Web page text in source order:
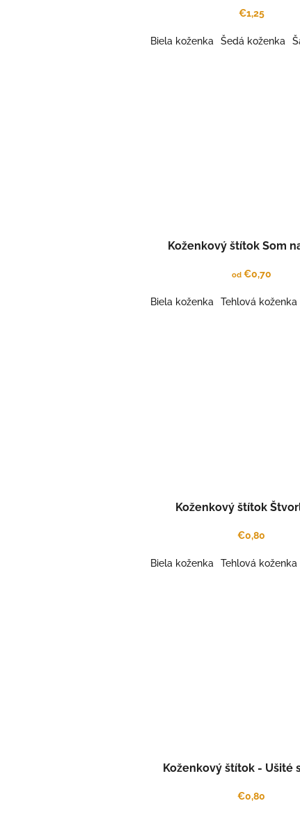
€1,25
Biela koženka Šedá koženka
Koženkový štítok Som
od€0,70
Biela koženka Tehlová koženka
Koženkový štítok
€0,80
Biela koženka Tehlová koženka
Koženkový štítok - Ušité
€0,80